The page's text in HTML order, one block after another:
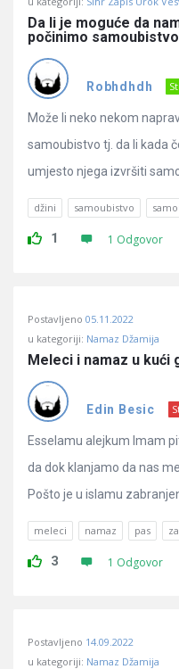
Latest
Pitanja
Da li je moguće da
počinimo
Robhdhdh
Može li neko nekom
samoubistvo tj. da li kada
umjesto njega izvršiti
džini samoubistvo
1 1 Odgovor
Postavljeno 05.11.2022
u kategoriji: Namaz Džamija
Meleci i namaz u kući
Edin Besic
Esselamu alejkum Imam
da dok klanjamo da nas
Pošto je u islamu
meleci namaz pas
3 1 Odgovor
Postavljeno 14.09.2022
u kategoriji: Namaz Džamija